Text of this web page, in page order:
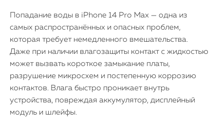
Попадание воды в iPhone 14 Pro Max — одна из
самых распространённых и опасных проблем,
которая требует немедленного вмешательства.
Даже при наличии влагозащиты контакт с жидкостью
может вызвать короткое замыкание платы,
разрушение микросхем и постепенную коррозию
контактов. Влага быстро проникает внутрь
устройства, повреждая аккумулятор, дисплейный
модуль и шлейфы.